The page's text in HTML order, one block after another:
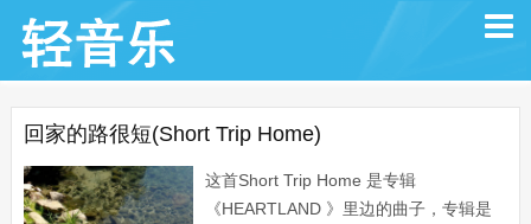
回家的路很短(Short Trip Home)
这首Short Trip Home 是专辑
《HEARTLAND 》里边的曲子，专辑是